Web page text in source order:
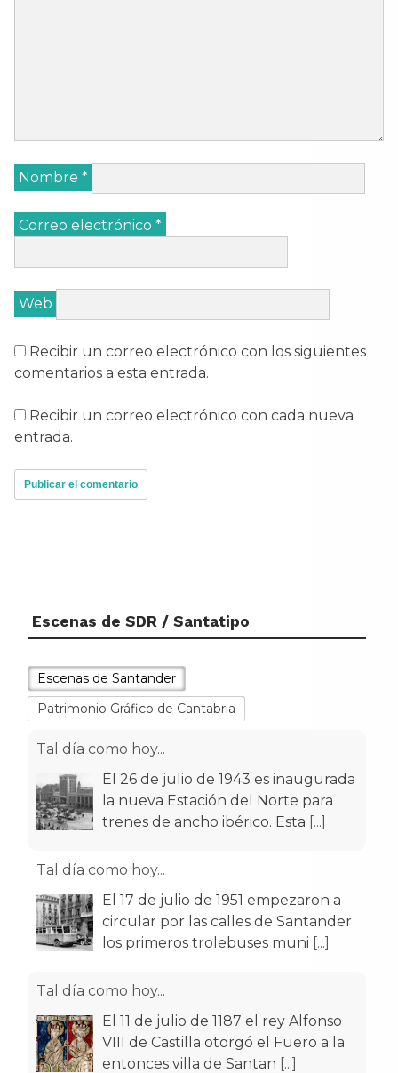
Nombre *
Correo electrónico *
Web
Recibir un correo electrónico con los siguientes
comentarios a esta entrada.
Recibir un correo electrónico con cada nueva
entrada.
Escenas de SDR / Santatipo
Escenas de Santander
Patrimonio Gráfico de Cantabria
Tal día como hoy...
El 26 de julio de 1943 es inaugurada
la nueva Estación del Norte para
trenes de ancho ibérico. Esta [...]
Tal día como hoy...
El 17 de julio de 1951 empezaron a
circular por las calles de Santander
los primeros trolebuses muni [...]
Tal día como hoy...
El 11 de julio de 1187 el rey Alfonso
VIII de Castilla otorgó el Fuero a la
entonces villa de Santan [...]